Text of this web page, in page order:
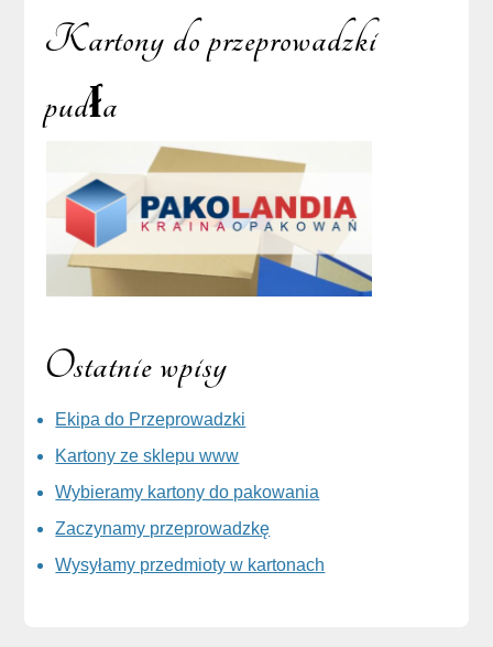
Sidebar
Kartony do przeprowadzki
pudła
Ostatnie wpisy
Ekipa do Przeprowadzki
Kartony ze sklepu www
Wybieramy kartony do pakowania
Zaczynamy przeprowadzkę
Wysyłamy przedmioty w kartonach